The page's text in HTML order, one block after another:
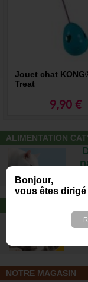
Bonjour,
vous êtes
Jouet chat
Treat
9,90 €
ALIMENTATION
NOTRE MAGASIN